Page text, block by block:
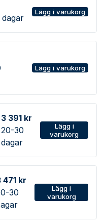
Lägg i varukorg
Lägg i varukorg
3 391 kr
20-30
dagar
Lägg i
varukorg
471 kr
30
Lägg i
varukorg